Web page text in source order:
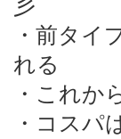
・前タイ
れる
・これ
・コスパ